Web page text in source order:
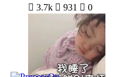
 3.7k  931  0